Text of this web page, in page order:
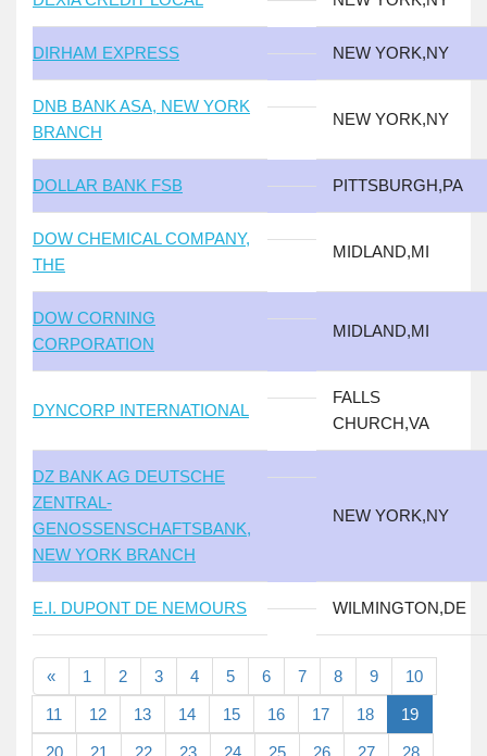
DIRHAM EXPRESS NEW YORK,NY
DNB BANK ASA, NEW YORK
BRANCH
NEW YORK,NY
DOLLAR BANK FSB PITTSBURGH,PA
DOW CHEMICAL COMPANY,
THE
MIDLAND,MI
DOW CORNING
CORPORATION
MIDLAND,MI
DYNCORP INTERNATIONAL
FALLS
CHURCH,VA
DZ BANK AG DEUTSCHE
ZENTRAL-
GENOSSENSCHAFTSBANK,
NEW YORK BRANCH
NEW YORK,NY
E.I. DUPONT DE NEMOURS WILMINGTON,DE
« 1 2 3 4 5 6 7 8 9 10
11 12 13 14 15 16 17 18 19
20 21 22 23 24 25 26 27 28